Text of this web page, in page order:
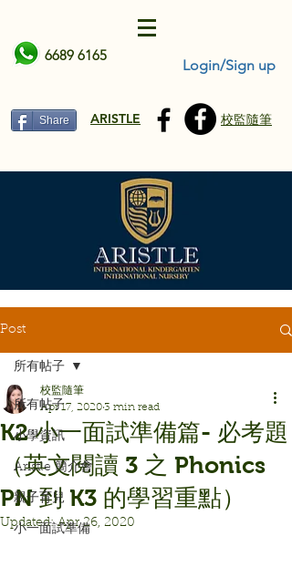
6689 6165
Login/Sign up
Share ARISTLE 校監隨筆
Post
所有帖子
小學資訊
Aristle 簡介會
親子育兒
小一面試準備
所有帖子
K2 小一面試準備篇- 必考題
（英文閱讀 3 之 Phonics
PN 到 K3 的學習重點）
校監隨筆
Apr 17, 20203 min read
Updated:Apr 26, 2020